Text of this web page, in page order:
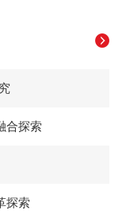
合探索
探索